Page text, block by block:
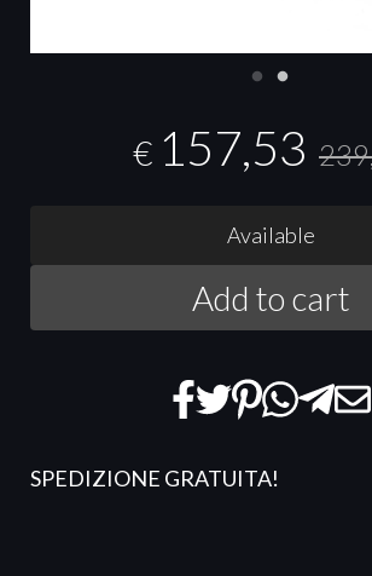
€ 157,53
Available
Add to cart
SPEDIZIONE GRATUITA!